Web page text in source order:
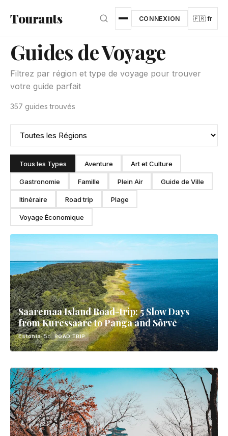
Tourants CONNEXION 🇫🇷 fr
Guides de Voyage
Filtrez par région et type de voyage pour trouver
votre guide parfait
357 guides trouvés
Tous les Types Aventure Art et Culture
Gastronomie Famille Plein Air Guide de Ville
Itinéraire Road trip Plage
Voyage Économique
Saaremaa Island Road-trip: 5 Slow Days
from Kuressaare to Panga and Sõrve
Estonia· 5d ROAD TRIP